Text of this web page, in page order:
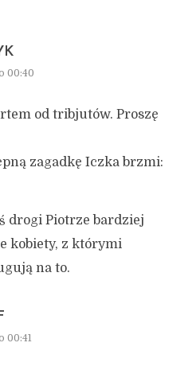
00:40
od tribjutów. Proszę
zagadkę Iczka brzmi:
drogi Piotrze bardziej
kobiety, z którymi
na to.
00:41